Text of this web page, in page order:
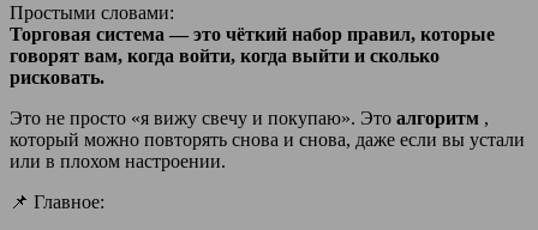
Простыми словами:
Торговая система — это чёткий набор правил, которые
говорят вам, когда войти, когда выйти и сколько
рисковать.
Это не просто «я вижу свечу и покупаю». Это алгоритм ,
который можно повторять снова и снова, даже если вы устали
или в плохом настроении.
📌 Главное: